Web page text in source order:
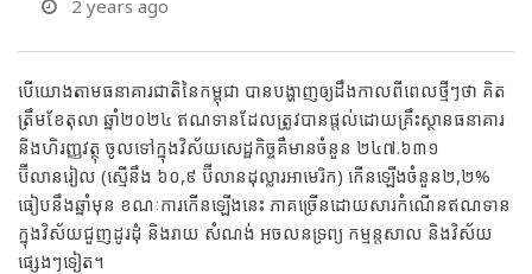
2 years ago
បើយោងតាមធនាគារជាតិនៃកម្ពុជា បានបង្ហាញឲ្យដឹងកាលពីពេលថ្មីៗថា គិត
ត្រឹមខែតុលា ឆ្នាំ២០២៤ ឥណទានដែលត្រូវបានផ្តល់ដោយគ្រឹះស្ថានធនាគារ
និងហិរញ្ញវត្ថុ ចូលទៅក្នុងវិស័យសេដ្ឋកិច្ចគឺមានចំនួន ២៤៧.៦៣១
ប៊ីលានរៀល (ស្មើនឹង ៦០,៩ ប៊ីលានដុល្លារអាមេរិក) កើនឡើងចំនួន២,២%
ធៀបនឹងឆ្នាំមុន ខណៈការកើនឡើងនេះ ភាគច្រើនដោយសារកំណើនឥណទាន
ក្នុងវិស័យជួញដូរដុំ និងរាយ សំណង់ អចលនទ្រព្យ កម្មន្តសាល និងវិស័យ
ផ្សេងៗទៀត។